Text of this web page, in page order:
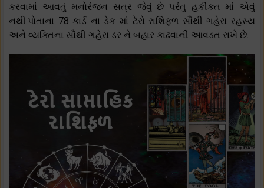
કરવામાં આવતું મનોરંજન સત્ર જેવું છે પરંતુ હકીકત માં એવું
નથી.પોતાના 78 કાર્ડ ના ડેક માં ટેરો રાશિફળ સૌથી ગહેરા રહસ્ય
અને વ્યક્તિના સૌથી ગહેરા ડર ને બહાર કાઢવાની આવડત રાખે છે.